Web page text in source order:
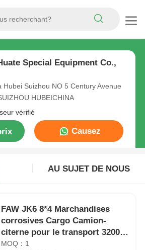
Special Equipment Co.,
Hubei Suizhou NO 5 Century Avenue
HUBEICHINA
vérifié
Causez
AU SUJET DE NOUS
FAW JK6 8*4 Marchandises
corrosives Cargo Camion-
citerne pour le transport 32000
GVW
MOQ：1